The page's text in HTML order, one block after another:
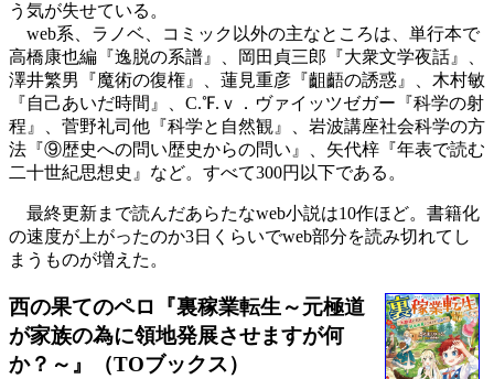
う気が失せている。
web系、ラノベ、コミック以外の主なところは、単行本で
高橋康也編『逸脱の系譜』、岡田貞三郎『大衆文学夜話』、
澤井繁男『魔術の復権』、蓮見重彦『齟齬の誘惑』、木村敏
『自己あいだ時間』、C.℉.ｖ．ヴァイッツゼガー『科学の射
程』、菅野礼司他『科学と自然観』、岩波講座社会科学の方
法『⑨歴史への問い歴史からの問い』、矢代梓『年表で読む
二十世紀思想史』など。すべて300円以下である。
最終更新まで読んだあらたなweb小説は10作ほど。書籍化
の速度が上がったのか3日くらいでweb部分を読み切れてし
まうものが増えた。
西の果てのペロ『裏稼業転生～元極道
が家族の為に領地発展させますが何
か？～』（TOブックス）